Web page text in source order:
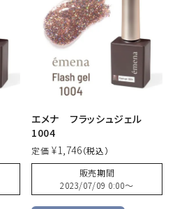
エメナ フラッシュジェル
1004
定価 ¥1,746
販売期間
2023/07/09 0:00〜